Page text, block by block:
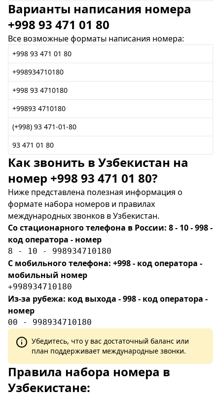
Варианты написания номера
+998 93 471 01 80
Все возможные форматы написания номера:
+998 93 471 01 80
+998934710180
+998 93 4710180
+99893 4710180
(+998) 93 471-01-80
93 471 01 80
Как звонить в Узбекистан на
номер +998 93 471 01 80?
Ниже представлена полезная информация о
формате набора номеров и правилах
международных звонков в Узбекистан.
Со стационарного телефона в России: 8 - 10 - 998 -
код оператора - номер
8 - 10 - 998934710180
С мобильного телефона: +998 - код оператора -
мобильный номер
+998934710180
Из-за рубежа: код выхода - 998 - код оператора -
номер
00 - 998934710180
Убедитесь, что у вас достаточный баланс или
план поддерживает международные звонки.
Правила набора номера в
Узбекистане: